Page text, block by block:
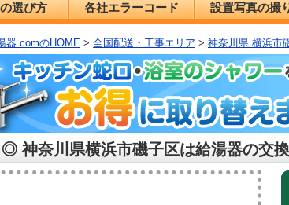
選び方 各社エラーコード 設置写真の撮
器.comのHOME > 全国配送・工事エリア > 神奈川県 横浜市
◎ 神奈川県横浜市磯子区は給湯器の交